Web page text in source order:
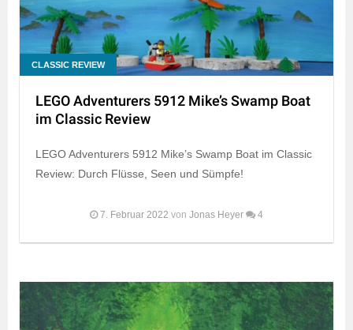
CLASSIC REVIEW
LEGO Adventurers 5912 Mike’s Swamp Boat
im Classic Review
LEGO Adventurers 5912 Mike’s Swamp Boat im Classic
Review: Durch Flüsse, Seen und Sümpfe!
7. Februar 2022 von Jonas Heyer 4